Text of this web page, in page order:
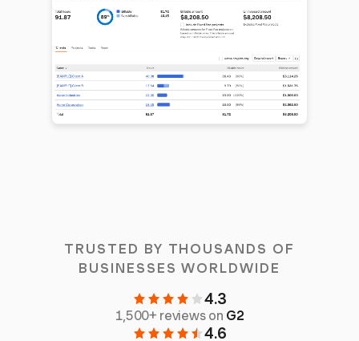
TRUSTED BY THOUSANDS OF
BUSINESSES WORLDWIDE
4.3
1,500+ reviews on G2
4.6